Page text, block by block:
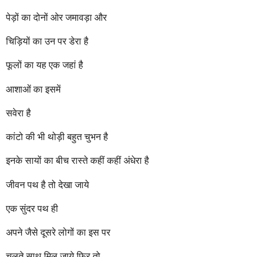
पेड़ों का दोनों ओर जमावड़ा और
चिड़ियों का उन पर डेरा है
फूलों का यह एक जहां है
आशाओं का इसमें
सवेरा है
कांटो की भी थोड़ी बहुत चुभन है
इनके सायों का बीच रास्ते कहीं कहीं अंधेरा है
जीवन पथ है तो देखा जाये
एक सुंदर पथ ही
अपने जैसे दूसरे लोगों का इस पर